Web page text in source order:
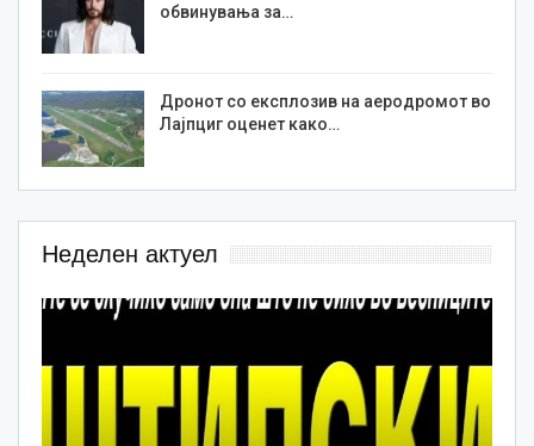
обвинувања за…
Дронот со експлозив на аеродромот во
Лајпциг оценет како…
Неделен актуел